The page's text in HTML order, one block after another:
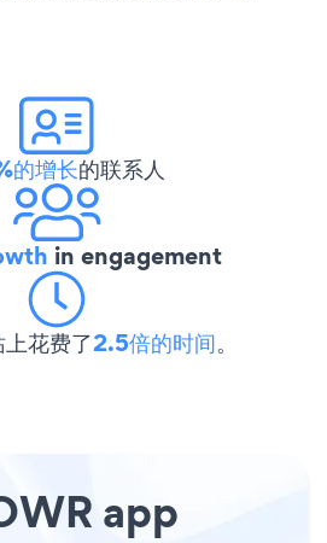
的增长的联系人
in engagement
花费了2.5倍的时间。
app